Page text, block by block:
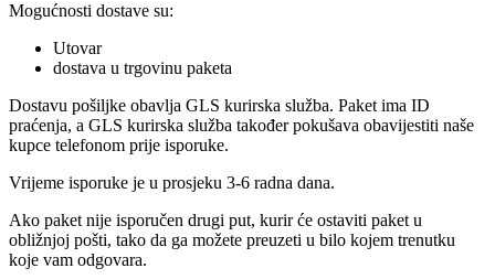
Mogućnosti dostave su:
Utovar
dostava u trgovinu paketa
Dostavu pošiljke obavlja GLS kurirska služba. Paket ima ID
praćenja, a GLS kurirska služba također pokušava obavijestiti naše
kupce telefonom prije isporuke.
Vrijeme isporuke je u prosjeku 3-6 radna dana.
Ako paket nije isporučen drugi put, kurir će ostaviti paket u
obližnjoj pošti, tako da ga možete preuzeti u bilo kojem trenutku
koje vam odgovara.